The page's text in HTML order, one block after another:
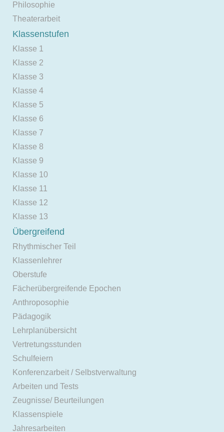
Philosophie
Theaterarbeit
Klassenstufen
Klasse 1
Klasse 2
Klasse 3
Klasse 4
Klasse 5
Klasse 6
Klasse 7
Klasse 8
Klasse 9
Klasse 10
Klasse 11
Klasse 12
Klasse 13
Übergreifend
Rhythmischer Teil
Klassenlehrer
Oberstufe
Fächerübergreifende Epochen
Anthroposophie
Pädagogik
Lehrplanübersicht
Vertretungsstunden
Schulfeiern
Konferenzarbeit / Selbstverwaltung
Arbeiten und Tests
Zeugnisse/ Beurteilungen
Klassenspiele
Jahresarbeiten